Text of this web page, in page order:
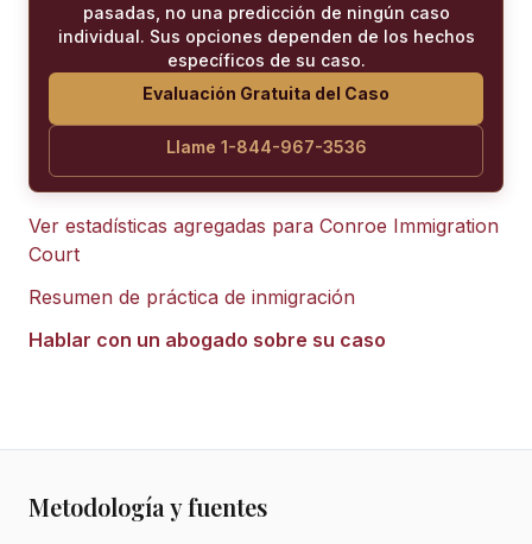
pasadas, no una predicción de ningún caso
individual. Sus opciones dependen de los hechos
específicos de su caso.
Evaluación Gratuita del Caso
Llame 1-844-967-3536
Ver estadísticas agregadas para Conroe Immigration
Court
Resumen de práctica de inmigración
Hablar con un abogado sobre su caso
Metodología y fuentes